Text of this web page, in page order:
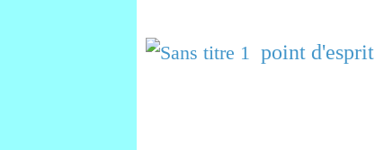
point d'esprit